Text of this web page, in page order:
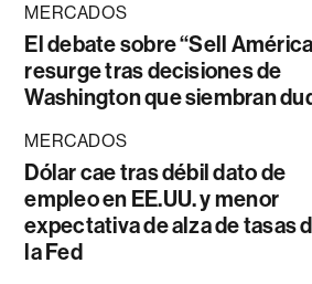
MERCADOS
El debate sobre “Sell
resurge tras decisiones de
Washington que siembran
MERCADOS
Dólar cae tras débil dato de
empleo en EE.UU. y menor
expectativa de alza de tasas
la Fed